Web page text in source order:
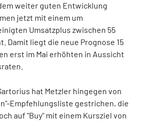
weiter guten Entwicklung
jetzt mit einem um
Umsatzplus zwischen 55
Damit liegt die neue Prognose 15
erst im Mai erhöhten in Aussicht
hat Metzler hingegen von
Empfehlungsliste gestrichen, die
auf "Buy" mit einem Kursziel von